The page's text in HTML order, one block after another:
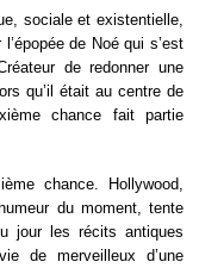
sociale et existentielle,
de Noé qui s’est
de redonner une
qu’il était au centre de
chance fait partie
chance. Hollywood,
du moment, tente
jour les récits antiques
de merveilleux d’une